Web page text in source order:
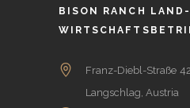
BISON RANCH LAND-
Franz-Diebl-Straße
Langschlag, Austria